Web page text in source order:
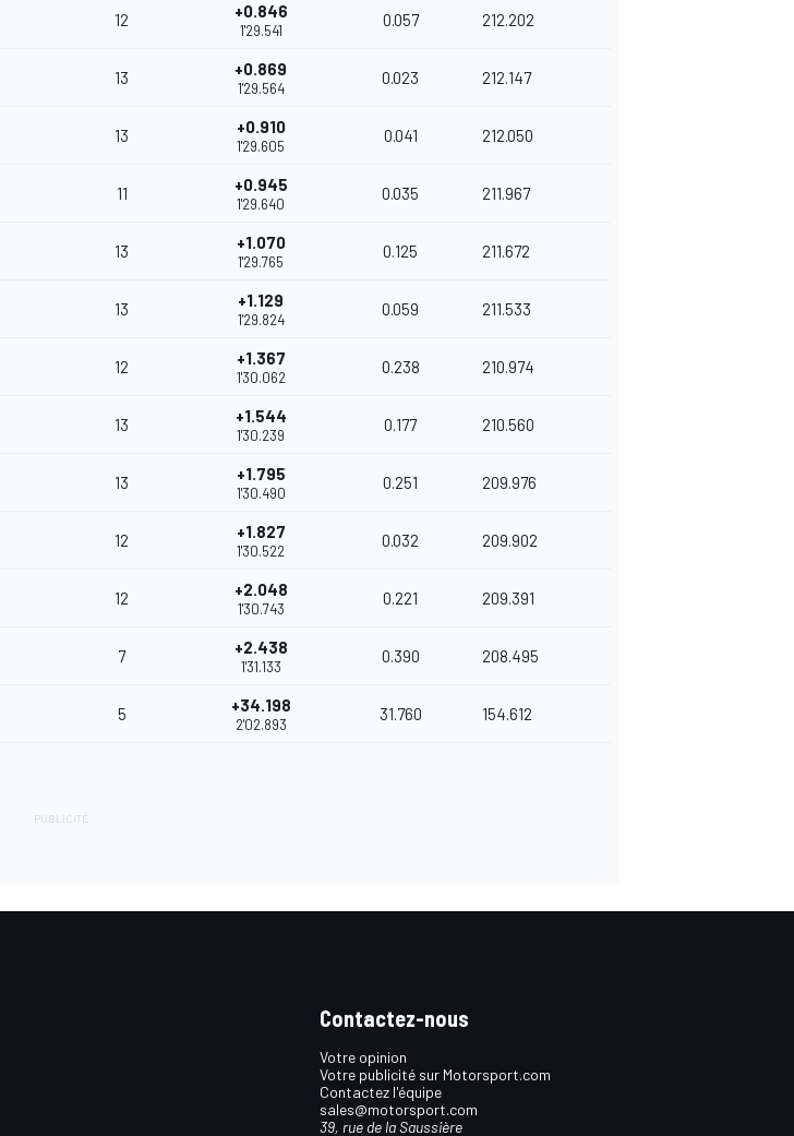
12 +0.846
1'29.541
0.057 212.202
13 +0.869
1'29.564
0.023 212.147
13 +0.910
1'29.605
0.041 212.050
11 +0.945
1'29.640
0.035 211.967
13 +1.070
1'29.765
0.125 211.672
13 +1.129
1'29.824
0.059 211.533
12 +1.367
1'30.062
0.238 210.974
13 +1.544
1'30.239
0.177 210.560
13 +1.795
1'30.490
0.251 209.976
12 +1.827
1'30.522
0.032 209.902
12 +2.048
1'30.743
0.221 209.391
7 +2.438
1'31.133
0.390 208.495
5 +34.198
2'02.893
31.760 154.612
Contactez-nous
Votre opinion
Votre publicité sur Motorsport.com
Contactez l'équipe
sales@motorsport.com
39, rue de la Saussière